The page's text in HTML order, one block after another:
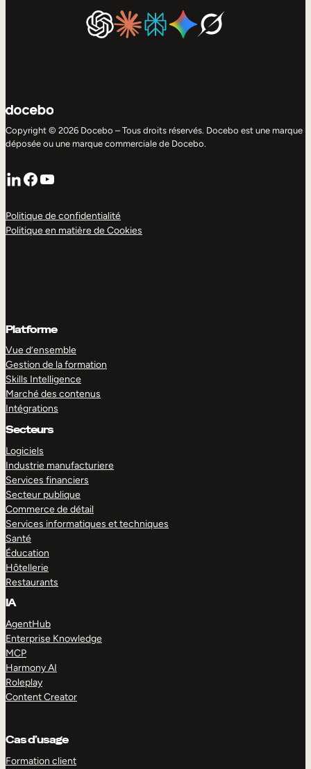
Copyright © 2026 Docebo – Tous droits réservés. Docebo est une marque
déposée ou une marque commerciale de Docebo.
LinkedIn
Facebook
YouTube
Politique de confidentialité
Politique en matière de Cookies
Platforme
Vue d’ensemble
Gestion de la formation
Skills Intelligence
Marché des contenus
Intégrations
Secteurs
Logiciels
Industrie manufacturiere
Services financiers
Secteur publique
Commerce de détail
Services informatiques et techniques
Santé
Éducation
Hôtellerie
Restaurants
IA
AgentHub
Enterprise Knowledge
MCP
Harmony AI
Roleplay
Content Creator
Cas d’usage
Formation client